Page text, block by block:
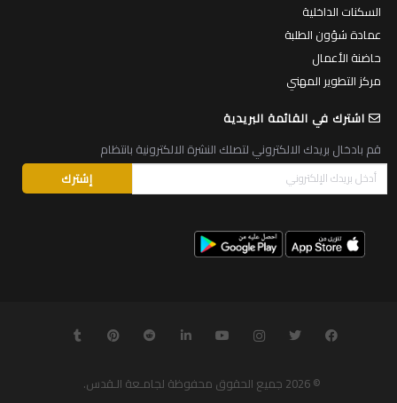
السكنات الداخلية
عمادة شؤون الطلبة
حاضنة الأعمال
مركز التطوير المهني
اشترك في القائمة البريدية
قم بادخال بريدك الالكتروني لتصلك النشرة الالكترونية بانتظام
© 2026 جميع الحقوق محفوظة لجامـعة الـقدس.